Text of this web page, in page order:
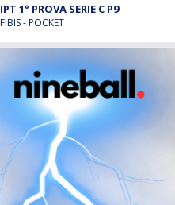
IPT 1° PROVA SERIE C P9
FIBIS - POCKET